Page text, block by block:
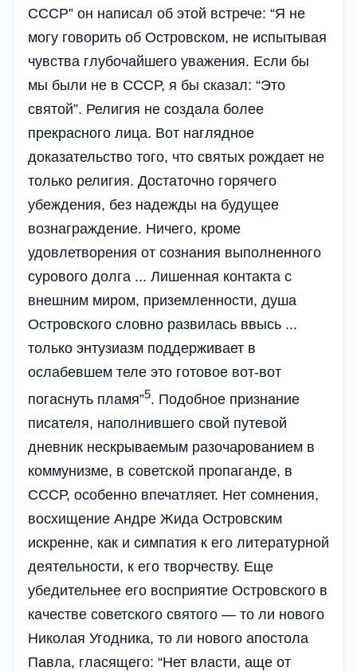
СССР” он написал об этой встрече: “Я не
могу говорить об Островском, не испытывая
чувства глубочайшего уважения. Если бы
мы были не в СССР, я бы сказал: “Это
святой”. Религия не создала более
прекрасного лица. Вот наглядное
доказательство того, что святых рождает не
только религия. Достаточно горячего
убеждения, без надежды на будущее
вознаграждение. Ничего, кроме
удовлетворения от сознания выполненного
сурового долга ... Лишенная контакта с
внешним миром, приземленности, душа
Островского словно развилась ввысь ...
только энтузиазм поддерживает в
ослабевшем теле это готовое вот-вот
погаснуть пламя”5. Подобное признание
писателя, наполнившего свой путевой
дневник нескрываемым разочарованием в
коммунизме, в советской пропаганде, в
СССР, особенно впечатляет. Нет сомнения,
восхищение Андре Жида Островским
искренне, как и симпатия к его литературной
деятельности, к его творчеству. Еще
убедительнее его восприятие Островского в
качестве советского святого — то ли нового
Николая Угодника, то ли нового апостола
Павла, гласящего: “Нет власти, аще от